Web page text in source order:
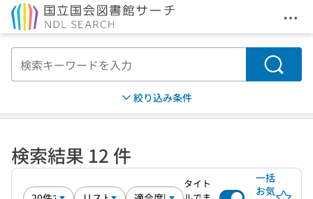
メ
検索
絞り込み条件
検索結果 12 件
タイト
一括
お気